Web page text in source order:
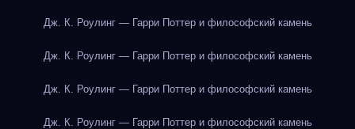
Дж. К. Роулинг — Гарри Поттер и философский камень
Дж. К. Роулинг — Гарри Поттер и философский камень
Дж. К. Роулинг — Гарри Поттер и философский камень
Дж. К. Роулинг — Гарри Поттер и философский камень